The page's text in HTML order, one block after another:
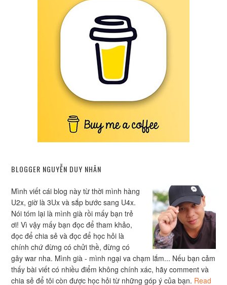
BLOGGER NGUYỄN DUY NHÂN
Mình viết cái blog này từ thời mình hàng
U2x, giờ là 3Ux và sắp bước sang U4x.
Nói tóm lại là mình già rồi mấy bạn trẻ
ơi! Vì vậy mấy bạn đọc để tham khảo,
đọc để chia sẻ và đọc để học hỏi là
chính chứ đừng có chửi thề, đừng có
gây war nha. Mình già - mình ngại va chạm lắm... Nếu bạn cảm
thấy bài viết có nhiều điểm không chính xác, hãy comment và
chia sẻ để tôi còn được học hỏi từ những góp ý của bạn. Read